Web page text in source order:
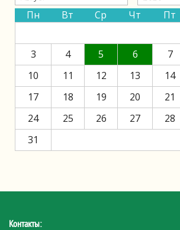
Пн Вт Ср Чт Пт
3
4 5 6 7
10
11 12 13 14
17
18 19 20 21
24
25 26 27 28
31
Контакты: